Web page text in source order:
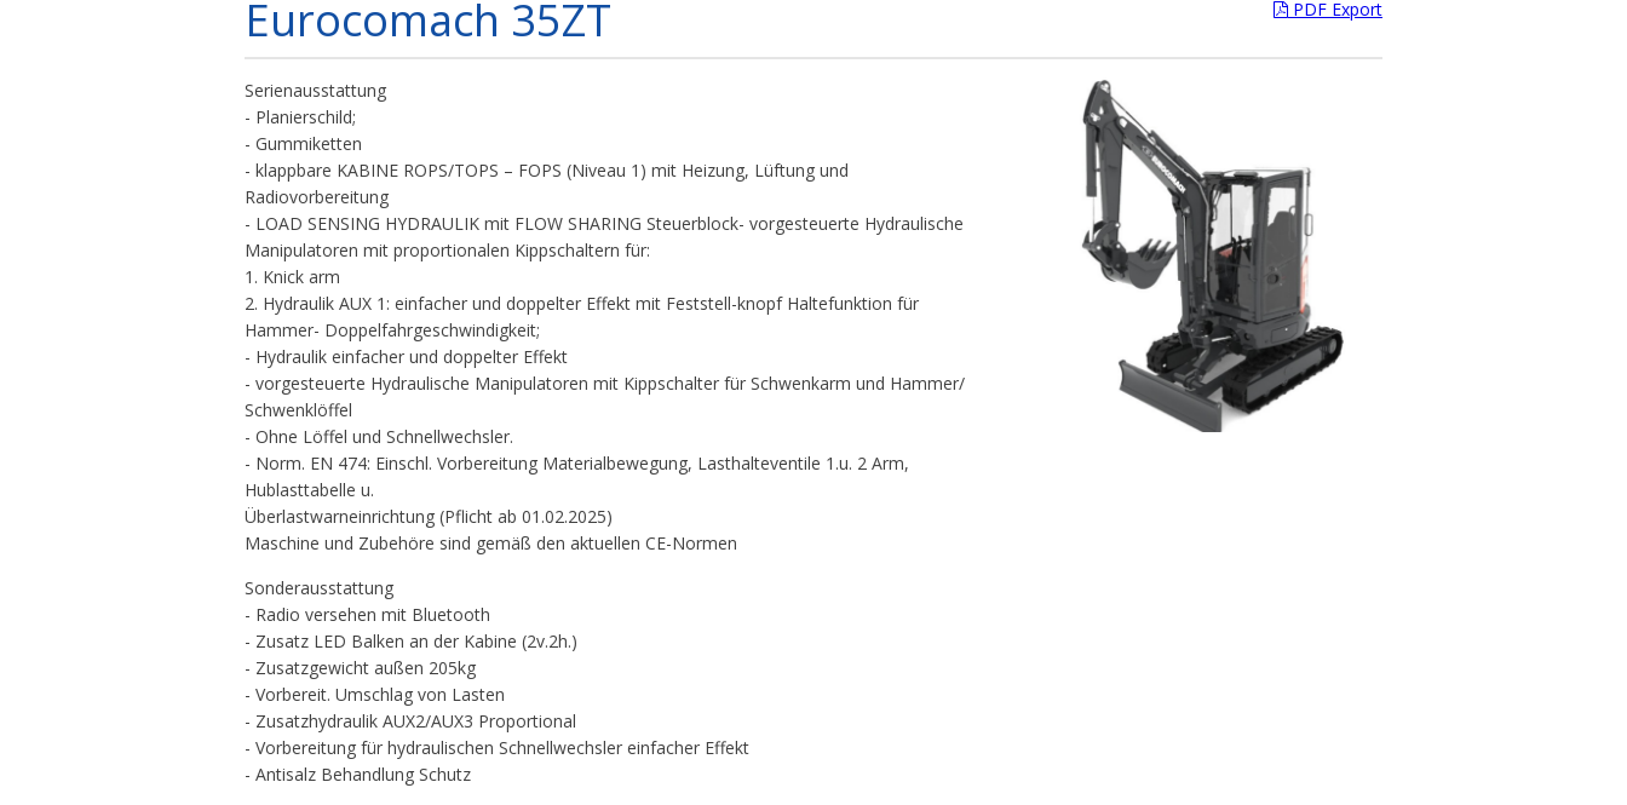
PDF Export
Eurocomach 35ZT
Serienausstattung
- Planierschild;
- Gummiketten
- klappbare KABINE ROPS/TOPS – FOPS (Niveau 1) mit Heizung, Lüftung und
Radiovorbereitung
- LOAD SENSING HYDRAULIK mit FLOW SHARING Steuerblock- vorgesteuerte Hydraulische
Manipulatoren mit proportionalen Kippschaltern für:
1. Knick arm
2. Hydraulik AUX 1: einfacher und doppelter Effekt mit Feststell-knopf Haltefunktion für
Hammer- Doppelfahrgeschwindigkeit;
- Hydraulik einfacher und doppelter Effekt
- vorgesteuerte Hydraulische Manipulatoren mit Kippschalter für Schwenkarm und Hammer/
Schwenklöffel
- Ohne Löffel und Schnellwechsler.
- Norm. EN 474: Einschl. Vorbereitung Materialbewegung, Lasthalteventile 1.u. 2 Arm,
Hublasttabelle u.
Überlastwarneinrichtung (Pflicht ab 01.02.2025)
Maschine und Zubehöre sind gemäß den aktuellen CE-Normen
Sonderausstattung
- Radio versehen mit Bluetooth
- Zusatz LED Balken an der Kabine (2v.2h.)
- Zusatzgewicht außen 205kg
- Vorbereit. Umschlag von Lasten
- Zusatzhydraulik AUX2/AUX3 Proportional
- Vorbereitung für hydraulischen Schnellwechsler einfacher Effekt
- Antisalz Behandlung Schutz